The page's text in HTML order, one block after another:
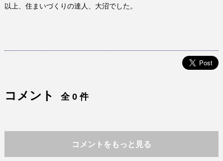
以上、住まいづくりの達人、大沼でした。
コメント 全 0 件
コメントをもっと見る